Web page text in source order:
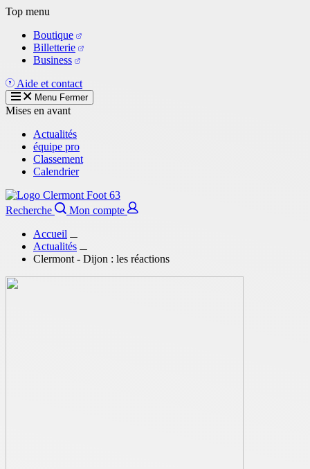
Aller
contenu
principal
Top menu
Boutique
Billetterie
Business
Aide et contact
Menu Fermer
Mises en avant
Actualités
équipe pro
Classement
Calendrier
Recherche
Mon compte
Accueil
Actualités
Clermont - Dijon : les réactions